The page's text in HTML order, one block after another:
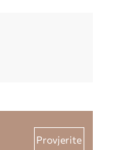
Provjerite